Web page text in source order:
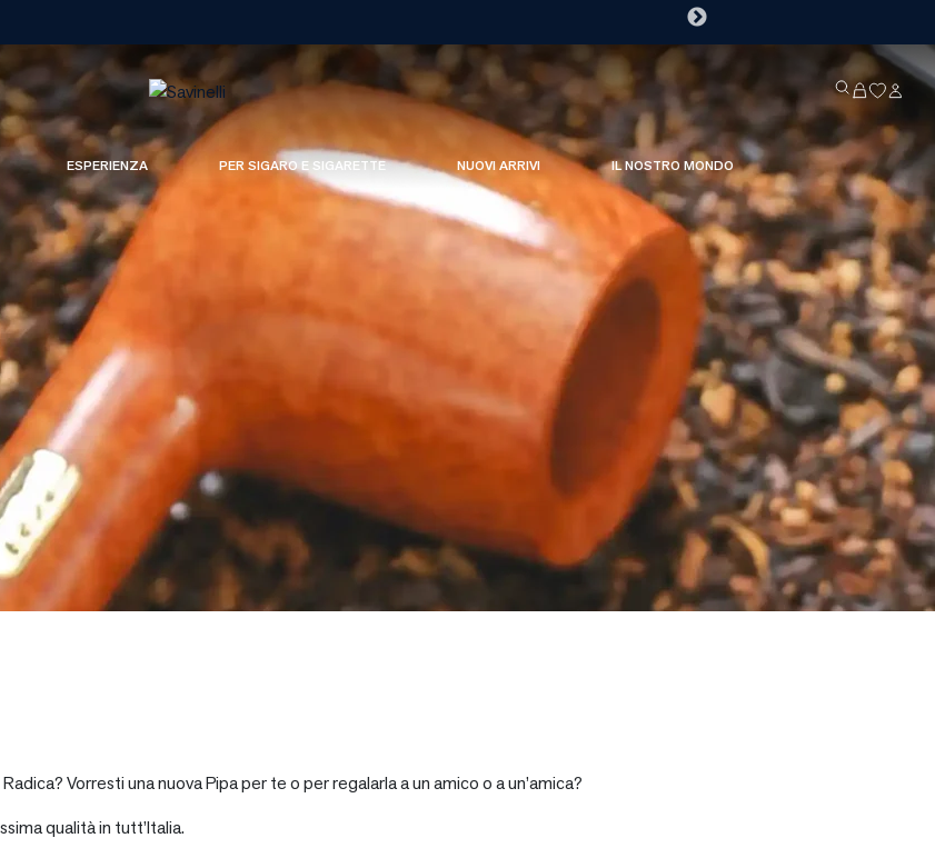
ESPERIENZA PER SIGARO E SIGARETTE NUOVI ARRIVI IL NOSTRO MONDO
Vorresti una nuova Pipa per te o per regalarla a un amico o a un’amica?
qualità in tutt’Italia.